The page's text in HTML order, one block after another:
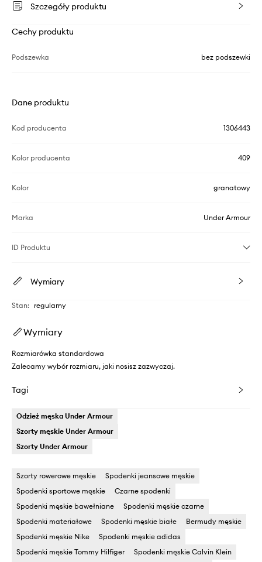
Szczegóły produktu
Cechy produktu
Podszewka bez podszewki
Dane produktu
Kod producenta 1306443
Kolor producenta 409
Kolor granatowy
Marka Under Armour
ID Produktu
Wymiary
Stan: regularny
Wymiary
Rozmiarówka standardowa
Zalecamy wybór rozmiaru, jaki nosisz zazwyczaj.
Tagi
Odzież męska Under Armour
Szorty męskie Under Armour
Szorty Under Armour
Szorty rowerowe męskie
Spodenki jeansowe męskie
Spodenki sportowe męskie
Czarne spodenki
Spodenki męskie bawełniane
Spodenki męskie czarne
Spodenki materiałowe
Spodenki męskie białe
Bermudy męskie
Spodenki męskie Nike
Spodenki męskie adidas
Spodenki męskie Tommy Hilfiger
Spodenki męskie Calvin Klein